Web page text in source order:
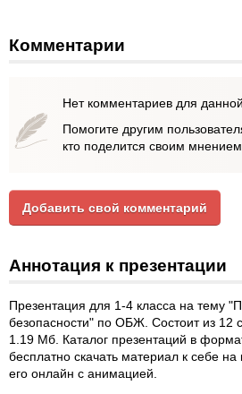
Комментарии
Нет комментариев для
Помогите другим
кто поделится своим
Добавить свой комментарий
Аннотация к презентации
Презентация для 1-4 класса на тему
безопасности" по ОБЖ. Состоит из 12
1.19 Мб. Каталог презентаций в
бесплатно скачать материал к себе
его онлайн с анимацией.